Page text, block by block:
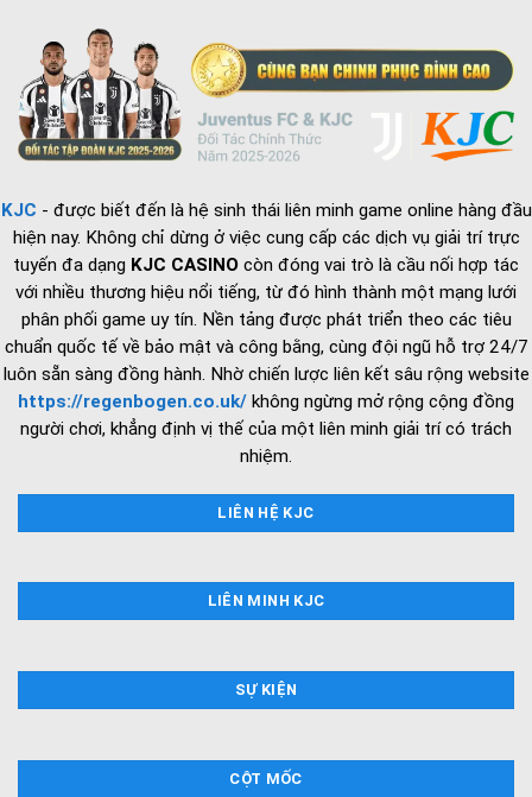
và
chiến
lược
tuyển
dụng
2026
KJC - được biết đến là hệ sinh thái liên minh game online hàng đầu
hiện nay. Không chỉ dừng ở việc cung cấp các dịch vụ giải trí trực
tuyến đa dạng KJC CASINO còn đóng vai trò là cầu nối hợp tác
với nhiều thương hiệu nổi tiếng, từ đó hình thành một mạng lưới
phân phối game uy tín. Nền tảng được phát triển theo các tiêu
chuẩn quốc tế về bảo mật và công bằng, cùng đội ngũ hỗ trợ 24/7
luôn sẵn sàng đồng hành. Nhờ chiến lược liên kết sâu rộng website
https://regenbogen.co.uk/ không ngừng mở rộng cộng đồng
người chơi, khẳng định vị thế của một liên minh giải trí có trách
nhiệm.
LIÊN HỆ KJC
LIÊN MINH KJC
SỰ KIỆN
CỘT MỐC